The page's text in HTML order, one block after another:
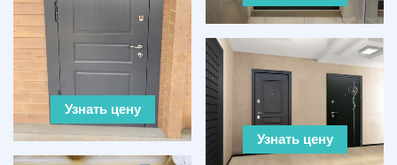
Узнать цену
Узнать цену